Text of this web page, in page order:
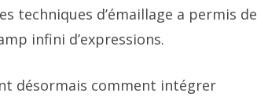
techniques d’émaillage a permis de
infini d’expressions.
désormais comment intégrer